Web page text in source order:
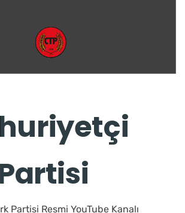
Partisi Resmi YouTube Kanalı